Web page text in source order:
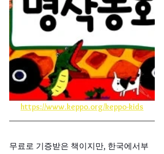
https://www.keppo.org/keppo-kids
무료로 기증받은 책이지만, 한국에서부